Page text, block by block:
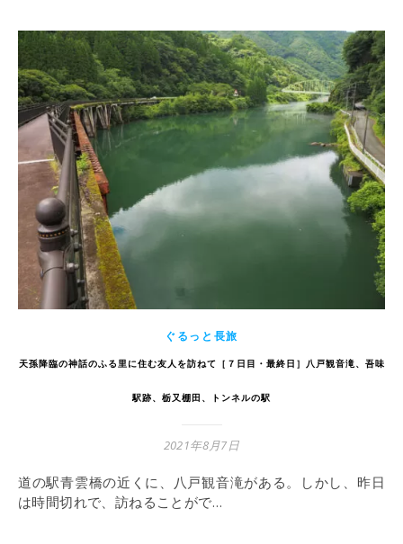
ぐるっと長旅
天孫降臨の神話のふる里に住む友人を訪ねて［７日目・最終日］八戸観音滝、吾味
駅跡、栃又棚田、トンネルの駅
2021年8月7日
道の駅青雲橋の近くに、八戸観音滝がある。しかし、昨日
は時間切れで、訪ねることがで…